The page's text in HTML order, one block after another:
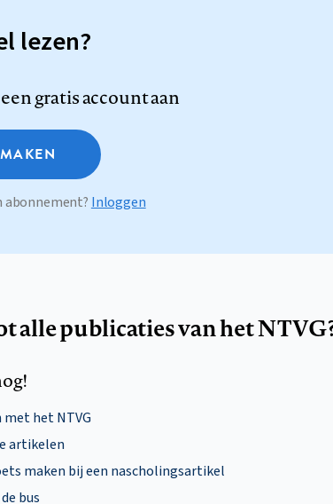
lezen?
een gratis account aan
abonnement? Inloggen
alle publicaties van het
met het NTVG
artikelen
maken bij een nascholingsartikel
bus